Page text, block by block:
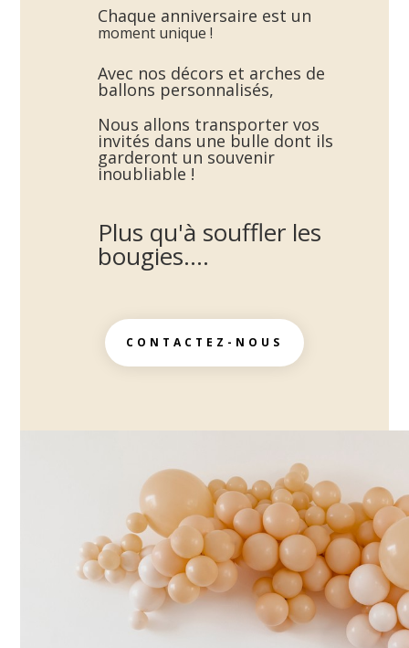
Chaque anniversaire est un
moment unique !
Avec nos décors et arches de
ballons personnalisés,
Nous allons transporter vos
invités dans une bulle dont ils
garderont un souvenir
inoubliable !
Plus qu'à souffler les
bougies....
CONTACTEZ-NOUS